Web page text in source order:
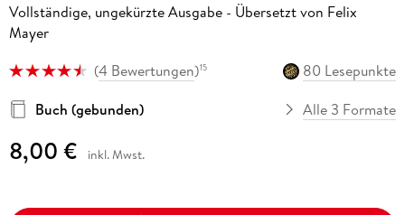
Vollständige, ungekürzte Ausgabe - Übersetzt von Felix
Mayer
(4 Bewertungen)15
80 Lesepunkte
Buch (gebunden)
Alle 3 Formate
8,00 € inkl. Mwst.